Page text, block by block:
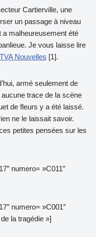
Cartierville, une
un passage à niveau
malheureusement été
Je vous laisse lire
Nouvelles [1].
armé seulement de
trace de la scène
de fleurs y a été laissé.
ne le laissait savoir.
petites pensées sur les
numero= »C011″
numero= »C001″
la tragédie »]